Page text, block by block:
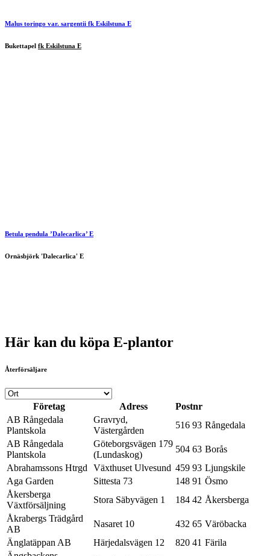
Malus toringo var. sargentii fk Eskilstuna E
Bukettapel fk Eskilstuna E
Betula pendula ’Dalecarlica’ E
Ornäsbjörk 'Dalecarlica' E
Här kan du köpa E-plantor
Återförsäljare
Företag Adress
Postnr
AB Rångedala
Plantskola
Gravryd,
Västergården
516 93 Rångedala
AB Rångedala
Plantskola
Göteborgsvägen 179
(Lundaskog)
504 63 Borås
Abrahamssons Htrgd Växthuset Ulvesund 459 93 Ljungskile
Aga Garden
Sittesta 73 148 91 Ösmo
Åkersberga
Växtförsäljning
Stora Säbyvägen 1 184 42 Åkersberga
Åkrabergs Trädgård
AB
Nasaret 10 432 65 Väröbacka
Änglatäppan AB
Härjedalsvägen 12 820 41 Färila